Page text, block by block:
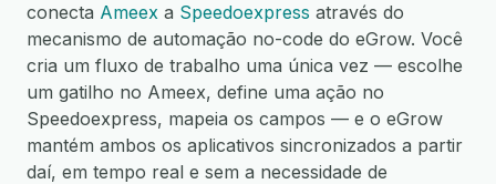
conecta Ameex a Speedoexpress através do
mecanismo de automação no-code do eGrow. Você
cria um fluxo de trabalho uma única vez — escolhe
um gatilho no Ameex, define uma ação no
Speedoexpress, mapeia os campos — e o eGrow
mantém ambos os aplicativos sincronizados a partir
daí, em tempo real e sem a necessidade de